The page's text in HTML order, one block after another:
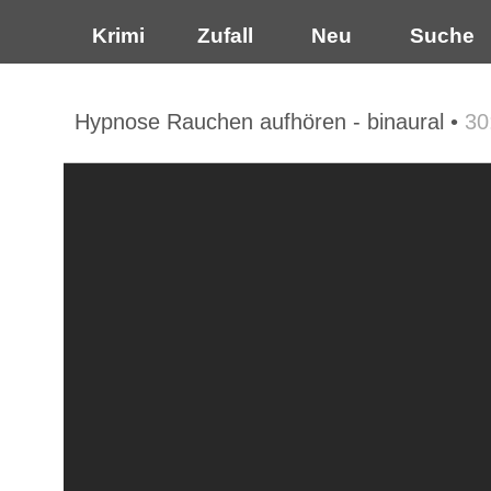
Krimi Zufall Neu Suche
Hypnose Rauchen aufhören - binaural •